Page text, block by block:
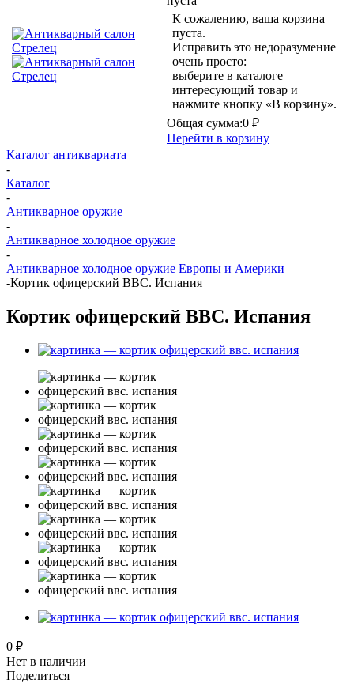
К сожалению, ваша корзина
пуста.
Исправить это недоразумение
очень просто:
выберите в каталоге
интересующий товар и
нажмите кнопку «В корзину».
Общая сумма:0 ₽
Перейти в корзину
Каталог антиквариата
-
Каталог
-
Антикварное оружие
-
Антикварное холодное оружие
-
Антикварное холодное оружие Европы и Америки
-Кортик офицерский ВВС. Испания
Кортик офицерский ВВС. Испания
0 ₽
Нет в наличии
Поделиться